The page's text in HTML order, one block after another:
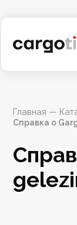
Главная —
Справка о